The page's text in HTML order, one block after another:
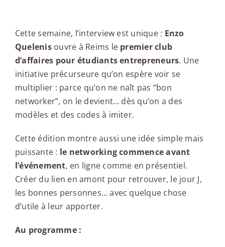
Cette semaine, l’interview est unique : Enzo
Quelenisouvre à Reims le premier club
d’affaires pour étudiants entrepreneurs. Une
initiative précurseure qu’on espère voir se
multiplier : parce qu’on ne naît pas “bon
networker”, on le devient… dès qu’on a des
modèles et des codes à imiter.
Cette édition montre aussi une idée simple mais
puissante : le networking commence avant
l’événement, en ligne comme en présentiel.
Créer du lien en amont pour retrouver, le jour J,
les bonnes personnes… avec quelque chose
d’utile à leur apporter.
Au programme :